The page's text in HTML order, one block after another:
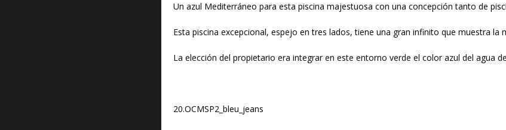
Un azul Mediterráneo para esta piscina majestuosa con una concepción tanto de
Esta piscina excepcional, espejo en tres lados, tiene una gran infinito que muestra la
La elección del propietario era integrar en este entorno verde el color azul del agua
20.OCMSP2_bleu_jeans